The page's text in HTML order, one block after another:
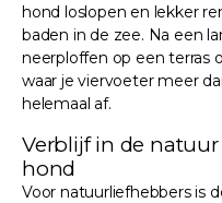
hond loslopen en lekker
baden in de zee. Na een
neerploffen op een terras
waar je viervoeter meer
helemaal af.
Verblijf in de
hond
Voor natuurliefhebbers is